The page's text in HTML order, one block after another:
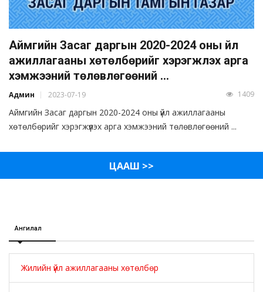
Аймгийн Засаг даргын 2020-2024 оны үйл
ажиллагааны хөтөлбөрийг хэрэгжүүлэх арга
хэмжээний төлөвлөгөөний ...
Админ 2023-07-19 1409
Аймгийн Засаг даргын 2020-2024 оны үйл ажиллагааны
хөтөлбөрийг хэрэгжүүлэх арга хэмжээний төлөвлөгөөний ...
ЦААШ >>
Ангилал
Жилийн үйл ажиллагааны хөтөлбөр